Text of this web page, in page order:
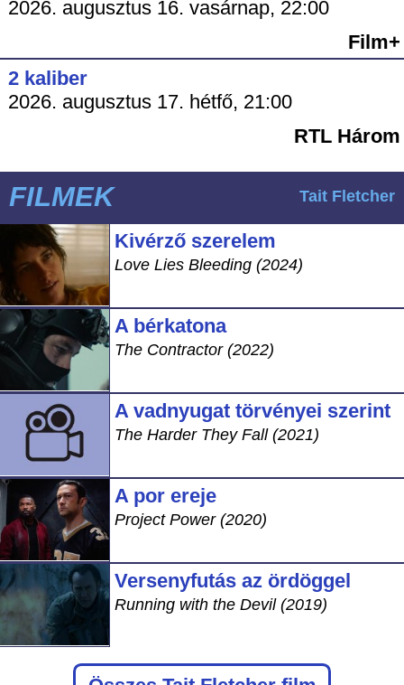
2026. augusztus 16. vasárnap, 22:00
Film+
2 kaliber
2026. augusztus 17. hétfő, 21:00
RTL Három
FILMEK Tait Fletcher
Kivérző szerelem
Love Lies Bleeding (2024)
A bérkatona
The Contractor (2022)
A vadnyugat törvényei szerint
The Harder They Fall (2021)
A por ereje
Project Power (2020)
Versenyfutás az ördöggel
Running with the Devil (2019)